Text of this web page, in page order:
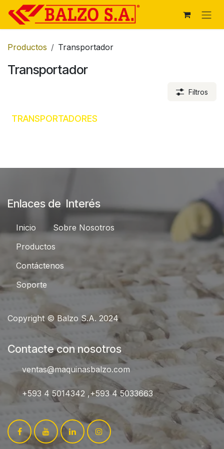
Ir al contenido
Productos Transportador
Transportador
Filtros
TRANSPORTADORES
Enlaces de Interés
Inici​​o
Sobre Nosotros
Productos
Contáctenos
Soporte
Copyright © Balzo S.A. 2024
Contacte con nosotros
ventas@maquinasbalzo.com
+593 4 5014342 ,+593 4 5033663